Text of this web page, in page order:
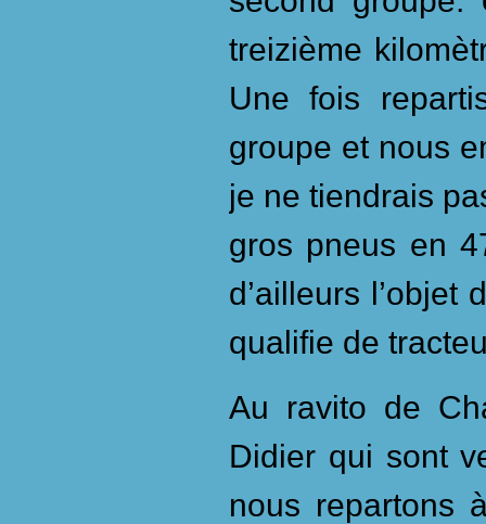
treizième
Une fois
groupe et nous
je ne tiendrais
gros pneus en
d’ailleurs
qualifie de
Au ravito de
Didier qui sont
nous repartons